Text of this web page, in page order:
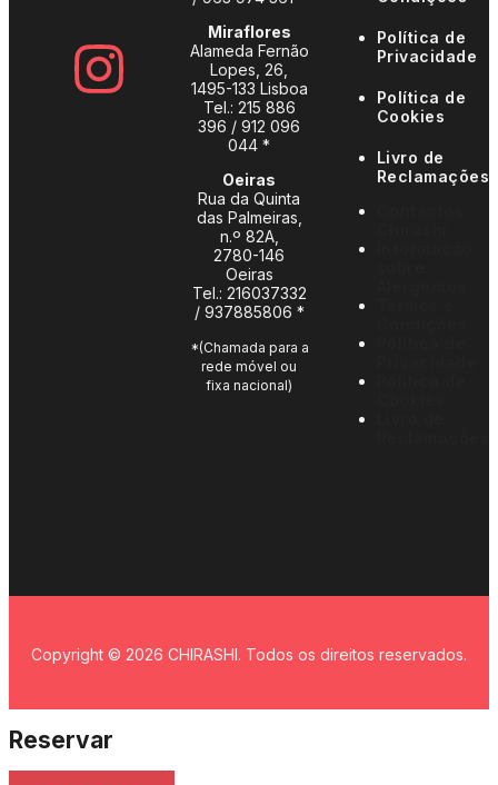
Miraflores
Alameda Fernão
Lopes, 26,
1495-133 Lisboa
Tel.: 215 886
396 / 912 096
044 *
Oeiras
Rua da Quinta
das Palmeiras,
n.º 82A,
2780-146
Oeiras
Tel.: 216037332
/ 937885806 *
*(Chamada para a
rede móvel ou
fixa nacional)
Política de
Privacidade
Política de
Cookies
Livro de
Reclamações
Copyright © 2026 CHIRASHI. Todos os direitos reservados.
Reservar